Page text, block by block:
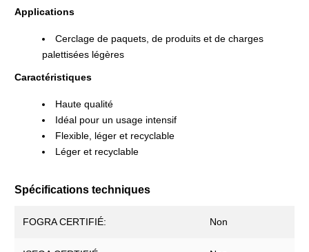
Applications
Cerclage de paquets, de produits et de charges
palettisées légères
Caractéristiques
Haute qualité
Idéal pour un usage intensif
Flexible, léger et recyclable
Léger et recyclable
Spécifications techniques
FOGRA CERTIFIÉ: Non